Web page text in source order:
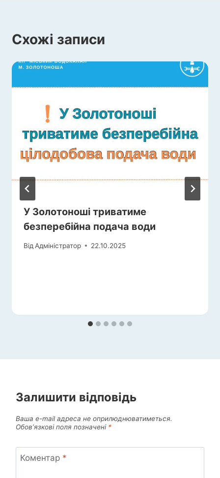
Схожі записи
У Золотоноші триватиме
безперебійна подача води
Від Адміністратор 22.10.2025
Залишити відповідь
Ваша e-mail адреса не оприлюднюватиметься.
Обов’язкові поля позначені *
Коментар *